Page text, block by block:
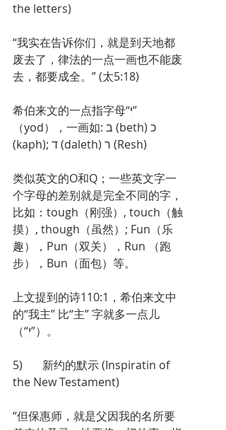
the letters)
“我实在告诉你们，就是到天地都
废去了，律法的一点一画也不能废
去，都要成全。” (太5:18)
希伯来文的一点指字母“י”
（yod），一画如: ב (beth) כ
(kaph); ד (daleth) ר (Resh)
类似英文的O和Q；一些英文字一
个字母的差别就是完全不同的字，
比如：tough（刚强）, touch（触
摸）, though（虽然）; Fun（乐
趣），Pun（双关），Run （跑
步），Bun（面包）等。
上文提到的诗110:1，希伯来文中
的“我主” 比“主” 字就多一点儿
（“י”）。
5)       新约的默示 (Inspiratin of
the New Testament)
“但保惠师，就是父因我的名所要